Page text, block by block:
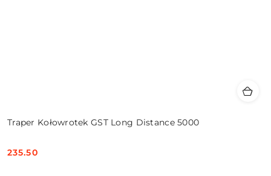
Traper Kołowrotek GST Long Distance 5000
Cena:
235.50